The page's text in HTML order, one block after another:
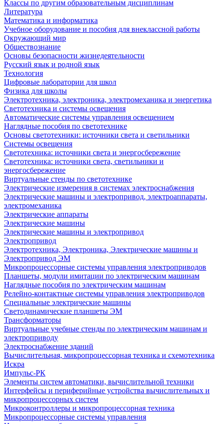
Классы по другим образовательным дисциплинам
Литература
Математика и информатика
Учебное оборудование и пособия для внеклассной работы
Окружающий мир
Обществознание
Основы безопасности жизнедеятельности
Русский язык и родной язык
Технология
Цифровые лаборатории для школ
Физика для школы
Электротехника, электроника, электромеханика и энергетика
Светотехника и системы освещения
Автоматические системы управления освещением
Наглядные пособия по светотехнике
Основы светотехники: источники света и светильники
Системы освещения
Светотехника: источники света и энергосбережение
Светотехника: источники света, светильники и
энергосбережение
Виртуальные стенды по светотехнике
Электрические измерения в системах электроснабжения
Электрические машины и электропривод, электроаппараты,
электромеханика
Электрические аппараты
Электрические машины
Электрические машины и электропривод
Электропривод
Электротехника, Электроника, Электрические машины и
Электропривод ЭМ
Микропроцессорные системы управления электроприводов
Планшеты, модули имитации по электрическим машинам
Наглядные пособия по электрическим машинам
Релейно-контактные системы управления электроприводов
Специальные электрические машины
Светодинамические планшеты ЭМ
Трансформаторы
Виртуальные учебные стенды по электрическим машинам и
электроприводу
Электроснабжение зданий
Вычислительная, микропроцессорная техника и схемотехника
Искра
Импульс-РК
Элементы систем автоматики, вычислительной техники
Интерфейсы и периферийные устройства вычислительных и
микропроцессорных систем
Микроконтроллеры и микропроцессорная техника
Микропроцессорные системы управления